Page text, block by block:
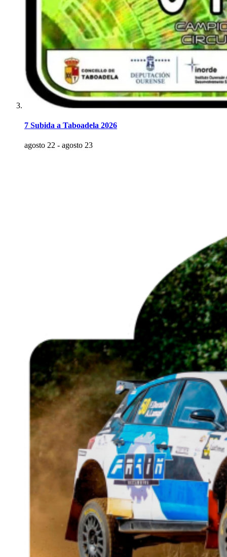
7 Subida a Taboadela 2026
agosto 22 - agosto 23